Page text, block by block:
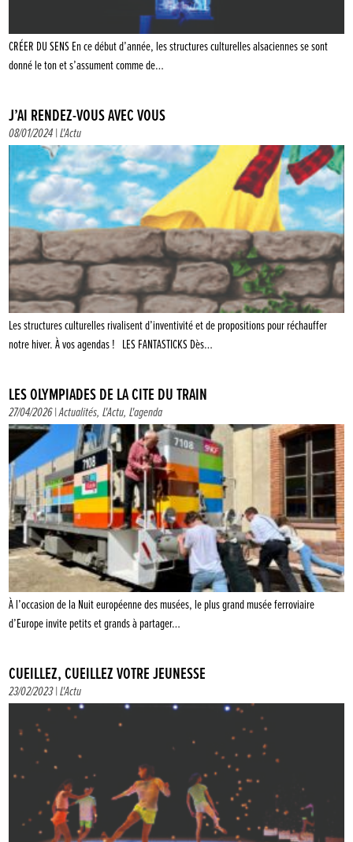
CRÉER DU SENS En ce début d’année, les structures culturelles alsaciennes se sont
donné le ton et s’assument comme de…
J’AI RENDEZ-VOUS AVEC VOUS
08/01/2024 |L'Actu
Les structures culturelles rivalisent d’inventivité et de propositions pour réchauffer
notre hiver. À vos agendas ! LES FANTASTICKS Dès…
LES OLYMPIADES DE LA CITÉ DU TRAIN
27/04/2026 |Actualités,L'Actu,L'agenda
À l’occasion de la Nuit européenne des musées, le plus grand musée ferroviaire
d’Europe invite petits et grands à partager…
CUEILLEZ, CUEILLEZ VOTRE JEUNESSE
23/02/2023 |L'Actu